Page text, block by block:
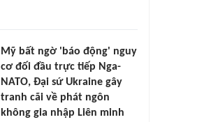
Mỹ bất ngờ 'báo động' nguy
cơ đối đầu trực tiếp Nga-
NATO, Đại sứ Ukraine gây
tranh cãi về phát ngôn
không gia nhập Liên minh